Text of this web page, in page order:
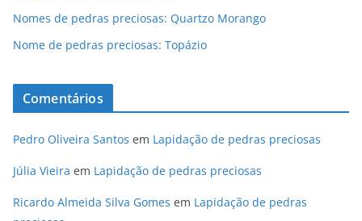
Nomes de pedras preciosas: Quartzo Morango
Nome de pedras preciosas: Topázio
Comentários
Pedro Oliveira Santos em Lapidação de pedras preciosas
Júlia Vieira em Lapidação de pedras preciosas
Ricardo Almeida Silva Gomes em Lapidação de pedras